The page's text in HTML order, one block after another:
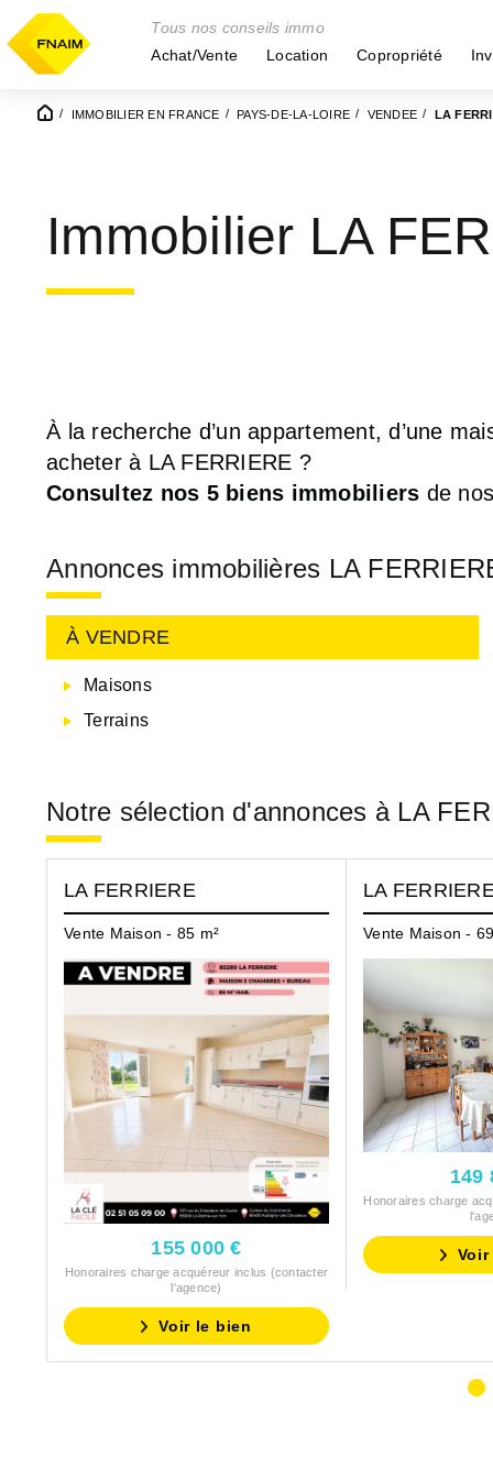
Tous nos conseils immo
Achat/Vente
Location Copropriété
IMMOBILIER EN FRANCE PAYS-DE-LA-LOIRE VENDEE LA
Immobilier LA
À la recherche d’un appartement, d’une
acheter à LA FERRIERE ?
Consultez nos 5 biens immobiliers de
Annonces immobilières LA
À VENDRE
Maisons
Terrains
Notre sélection d'annonces à LA
LA FERRIERE
Vente Maison - 85 m²
155 000 €
Honoraires charge acquéreur inclus (contacter
l'agence)
Voir le bien
LA FERRIERE
Vente Maison -
149
Honoraires charge